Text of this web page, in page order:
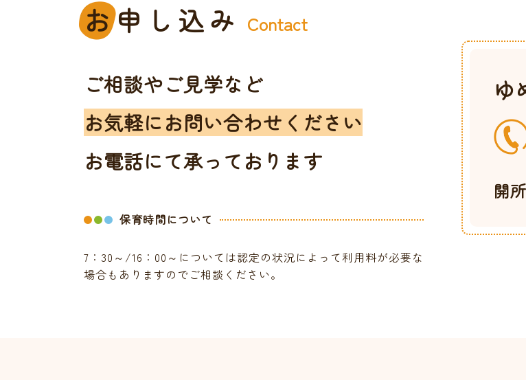
お申し込み Contact
ご相談やご見学など
お気軽にお問い合わせください
お電話にて承っております
保育時間について
7：30～/16：00～については認定の状況によって利用料が必要な
場合もありますのでご相談ください。
ゆ
開